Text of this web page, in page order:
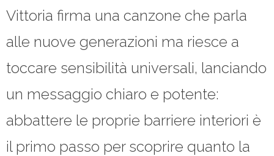
Vittoria firma una canzone che parla
alle nuove generazioni ma riesce a
toccare sensibilità universali, lanciando
un messaggio chiaro e potente:
abbattere le proprie barriere interiori è
il primo passo per scoprire quanto la